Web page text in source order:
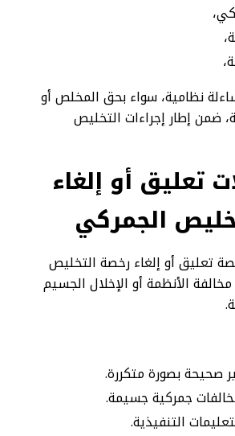
نظامية، سواء بحق المخلص أو
ضمن إطار إجراءات التخليص
تعليق أو إلغاء
الجمركي
تعليق أو إلغاء رخصة التخليص
الأنظمة أو الإخلال الجسيم
صحيحة بصورة متكررة.
جمركية جسيمة.
التنفيذية.